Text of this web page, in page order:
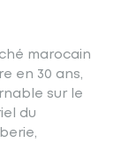
marocain
en 30 ans,
sur le
du